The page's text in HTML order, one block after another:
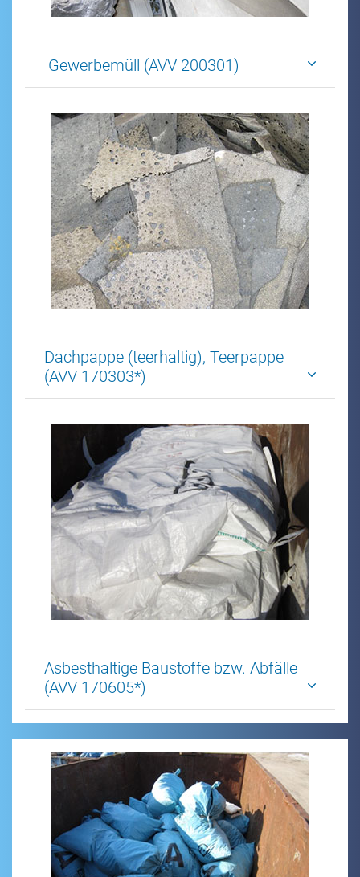
Gewerbemüll (AVV 200301)
Dachpappe (teerhaltig), Teerpappe
(AVV 170303*)
Asbesthaltige Baustoffe bzw. Abfälle
(AVV 170605*)